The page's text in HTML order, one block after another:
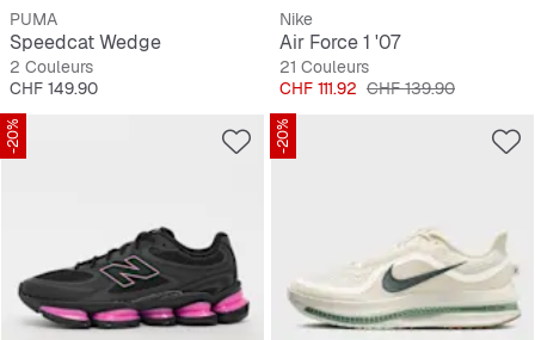
PUMA
Speedcat Wedge
2 Couleurs
Prix
CHF 149.90
Nike
Air Force 1 '07
21 Couleurs
Prix
CHF 111.92 Prix original
CHF 139.90
-20% -20%